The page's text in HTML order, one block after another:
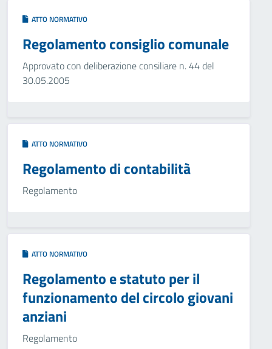
ATTO NORMATIVO
Regolamento consiglio comunale
Approvato con deliberazione consiliare n. 44 del
30.05.2005
ATTO NORMATIVO
Regolamento di contabilità
Regolamento
ATTO NORMATIVO
Regolamento e statuto per il
funzionamento del circolo giovani
anziani
Regolamento